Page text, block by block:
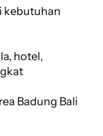
kebutuhan
hotel,
Badung Bali